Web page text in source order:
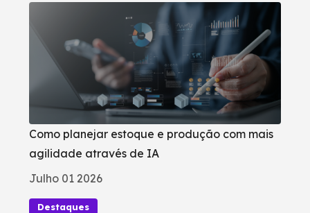
Como planejar estoque e produção com mais
agilidade através de IA
Julho 01 2026
Destaques